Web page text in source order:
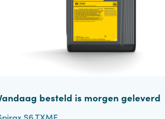
Vandaag besteld is morgen